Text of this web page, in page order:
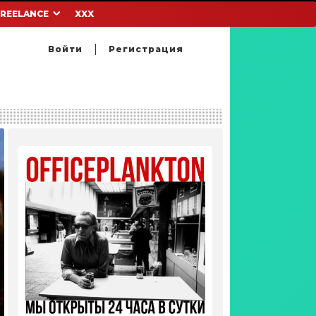
Войти Регистрация
XXX